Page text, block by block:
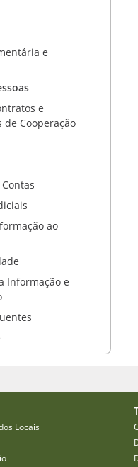
e
e
Cooperação
ao
Informação e
Locais